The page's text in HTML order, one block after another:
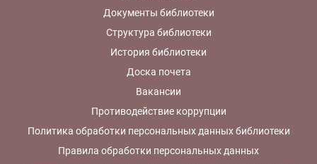
Документы библиотеки
Структура библиотеки
История библиотеки
Доска почета
Вакансии
Противодействие коррупции
Политика обработки персональных данных библиотеки
Правила обработки персональных данных